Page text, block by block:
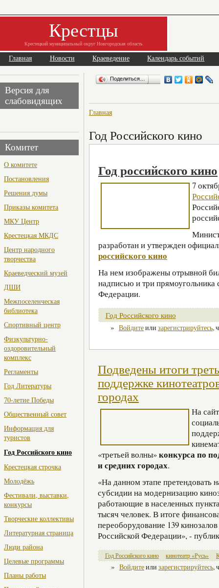
Крестцы
Крестецкий муниципальный округ Новгородская область
Главная Новости Краеведение Календарь событий
Версия для
слабовидящих
Комитет
О комитете
Постановления
Решения думы
Приказы комитета
МКУ Центр
Крестецкая МКДС
Центр народного
творчества
Краеведческий музей
ДШИ
Межпоселенческая
библиотека
Спортивный центр
Физкультурно-
оздоровительный
комплекс
Регламенты
Год Литературы
70-летие Победы
Общественный совет
Информация для
туристов
Год Российского кино
Крестецкая строчка
Молодёжь
Фестивали, выставки,
конкурсы
Творческие коллективы
Литературная страница
Люди района
Целевые программы
Планы работы
Поделиться…
Главная
Год Российского кино
Год российского кино
7
разработан и утвержден
российского кино
На нем изображены отрывной
надписью и три прямоугольника
Федерации.
Год Российского кино
» Войдитеили зарегистрируйтесь,
Подведены итоги
поддержке
городах
На
«третьей волны»конкурса по
и средних городах.
«На данном этапе претендовать
субсидии на модернизацию
работающие в населенных
тысяч человек. В итоге
переоборудование 139
Российской Федерации», -
Год Российского кино кинотеатр «Русь»
» Войдитеили зарегистрируйтесь,